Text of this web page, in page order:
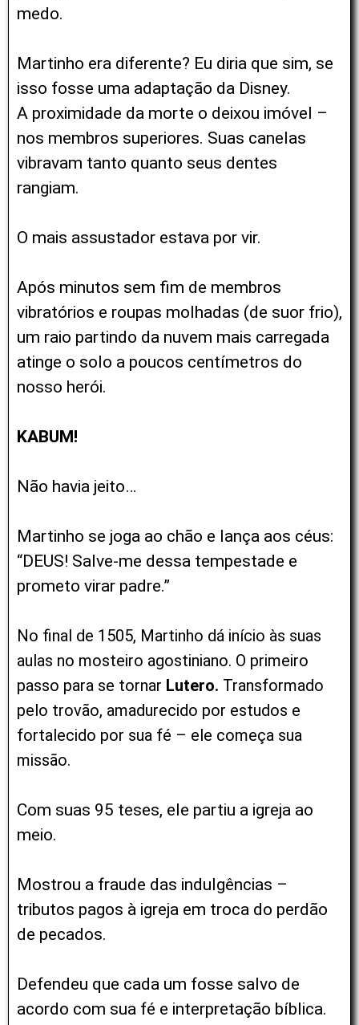
medo.
Martinho era diferente? Eu diria que sim, se
isso fosse uma adaptação da Disney.
A proximidade da morte o deixou imóvel –
nos membros superiores. Suas canelas
vibravam tanto quanto seus dentes
rangiam.
O mais assustador estava por vir.
Após minutos sem fim de membros
vibratórios e roupas molhadas (de suor frio),
um raio partindo da nuvem mais carregada
atinge o solo a poucos centímetros do
nosso herói.
KABUM!
Não havia jeito…
Martinho se joga ao chão e lança aos céus:
“DEUS! Salve-me dessa tempestade e
prometo virar padre.”
No final de 1505, Martinho dá início às suas
aulas no mosteiro agostiniano. O primeiro
passo para se tornar Lutero. Transformado
pelo trovão, amadurecido por estudos e
fortalecido por sua fé – ele começa sua
missão.
Com suas 95 teses, ele partiu a igreja ao
meio.
Mostrou a fraude das indulgências –
tributos pagos à igreja em troca do perdão
de pecados.
Defendeu que cada um fosse salvo de
acordo com sua fé e interpretação bíblica.